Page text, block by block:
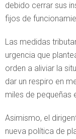
debido cerrar sus
fijos de
Las medidas
urgencia que
orden a aliviar la
dar un respiro en
miles de pequeñas
Asimismo, el
nueva política de